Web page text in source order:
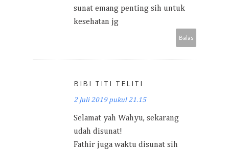
sunat emang penting sih untuk
kesehatan jg
Balas
BIBI TITI TELITI
2 Juli 2019 pukul 21.15
Selamat yah Wahyu, sekarang
udah disunat!
Fathir juga waktu disunat sih